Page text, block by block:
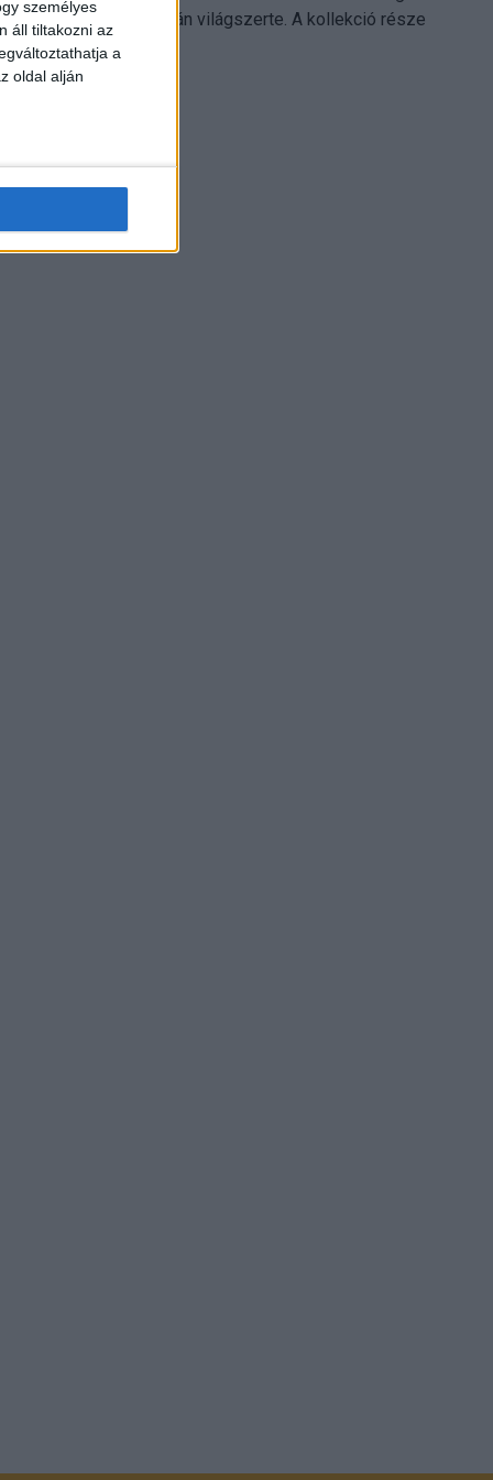
személyes
áll tiltakozni az
a
oldal alján
Electronics platformján világszerte. A kollekció része
Leonardo...